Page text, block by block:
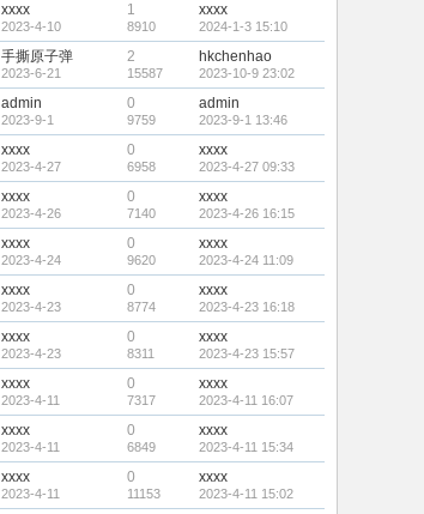
xxxx
2023-4-10
1
8910
xxxx
2024-1-3 15:10
手撕原子弹
2023-6-21
2
15587
hkchenhao
2023-10-9 23:02
admin
2023-9-1
0
9759
admin
2023-9-1 13:46
xxxx
2023-4-27
0
6958
xxxx
2023-4-27 09:33
xxxx
2023-4-26
0
7140
xxxx
2023-4-26 16:15
xxxx
2023-4-24
0
9620
xxxx
2023-4-24 11:09
xxxx
2023-4-23
0
8774
xxxx
2023-4-23 16:18
xxxx
2023-4-23
0
8311
xxxx
2023-4-23 15:57
xxxx
2023-4-11
0
7317
xxxx
2023-4-11 16:07
xxxx
2023-4-11
0
6849
xxxx
2023-4-11 15:34
xxxx
2023-4-11
0
11153
xxxx
2023-4-11 15:02